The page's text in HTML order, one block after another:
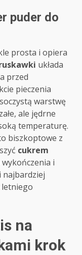
puder do
prosta i opiera
układa
przed
pieczenia
warstwę
ale jędrne
temperaturę.
biszkoptowe z
cukrem
i
najbardziej
na
krok